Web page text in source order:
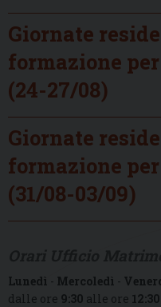
Giornate
formazione
(24-27/08)
Giornate
formazione
(31/08-03/09)
Lunedì - Mercoledì -
dalle ore 9:30 alle ore 12:30